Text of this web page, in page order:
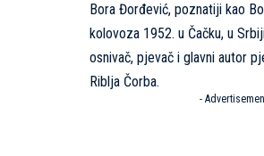
Bora Đorđević, poznatiji kao
kolovoza 1952. u Čačku, u
osnivač, pjevač i glavni autor
Riblja Čorba.
-